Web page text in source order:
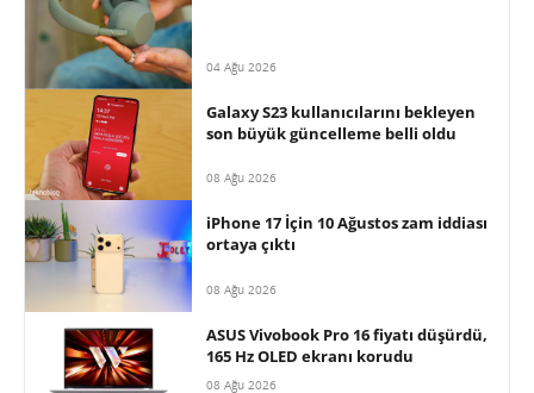
04 Ağu 2026
Galaxy S23 kullanıcılarını bekleyen
son büyük güncelleme belli oldu
08 Ağu 2026
iPhone 17 İçin 10 Ağustos zam iddiası
ortaya çıktı
08 Ağu 2026
ASUS Vivobook Pro 16 fiyatı düşürdü,
165 Hz OLED ekranı korudu
08 Ağu 2026